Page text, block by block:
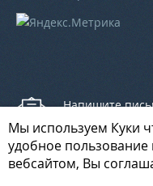
Напишите
историко-
Напишите
Мы используем Куки
удобное
вебсайтом, Вы